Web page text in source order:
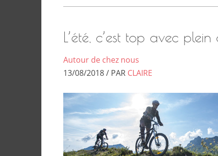
L’été, c’est top avec plein
Autour de chez nous
13/08/2018 / PAR CLAIRE